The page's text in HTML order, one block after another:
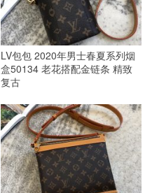
LV包包 2020年男士春夏系列烟
盒50134 老花搭配金链条 精致
复古